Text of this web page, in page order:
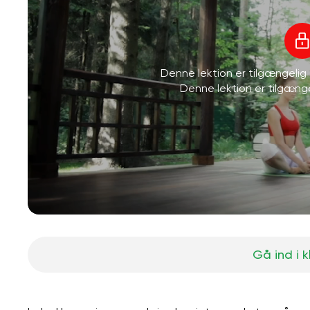
Denne lektion er tilgængelig
Denne lektion er
Gå ind i